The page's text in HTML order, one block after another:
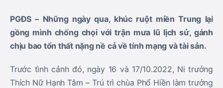
PGĐS – Những ngày qua, khúc ruột miền Trung lại
gồng mình chống chọi với trận mưa lũ lịch sử, gánh
chịu bao tổn thất nặng nề cả về tính mạng và tài sản.
Trước tình cảnh đó, ngày 16 và 17/10.2022, Ni trưởng
Thích Nữ Hạnh Tâm – Trú trì chùa Phổ Hiền làm trưởng